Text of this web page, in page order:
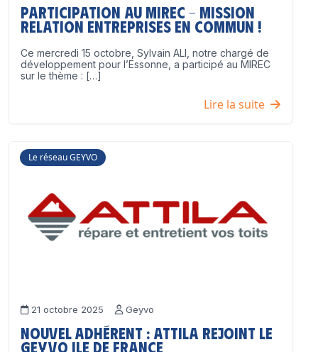
Participation au MIREC – Mission
Relation Entreprises en Commun !
Ce mercredi 15 octobre, Sylvain ALI, notre chargé de
développement pour l’Essonne, a participé au MIREC
sur le thème : […]
Lire la suite
Le réseau GEYVO
21 octobre 2025 Geyvo
Nouvel adhérent : ATTILA rejoint le
GEYVO Ile de France